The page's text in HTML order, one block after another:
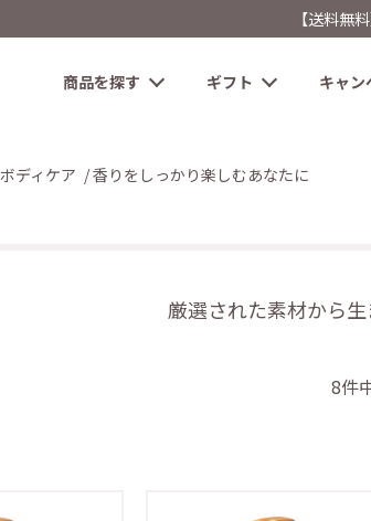
【送料無
商品を探す ギフト キャン
ディケア 香りをしっかり楽しむあなたに
厳選された素材から
8件